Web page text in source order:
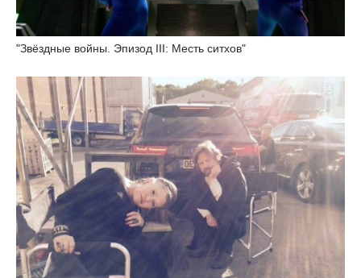
"Звёздные войны. Эпизод III: Месть ситхов"